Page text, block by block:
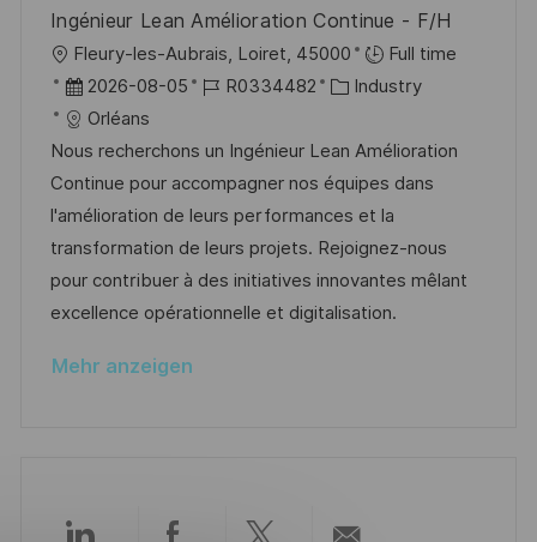
n
g
ö
f
f
e
n
t
l
i
c
h
u
Ingénieur Lean Amélioration Continue - F/H
O
r
t
Fleury-les-Aubrais, Loiret, 45000
Full time
D
a
t
u
m
d
e
r
e
2026-08-05
J
b
-
I
D
R0334482
K
t
e
g
o
r
i
Industry
Orléans
Nous recherchons un Ingénieur Lean Amélioration
Continue pour accompagner nos équipes dans
l'amélioration de leurs performances et la
transformation de leurs projets. Rejoignez-nous
pour contribuer à des initiatives innovantes mêlant
excellence opérationnelle et digitalisation.
Mehr anzeigen